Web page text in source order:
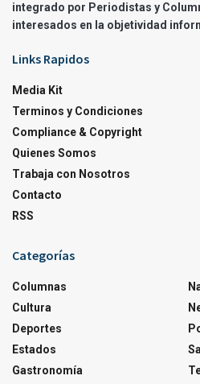
integrado por Periodistas y
interesados en la objetividad
Links Rapidos
Media Kit
Terminos y Condiciones
Compliance & Copyright
Quienes Somos
Trabaja con Nosotros
Contacto
RSS
Categorías
Columnas
Cultura
Deportes
Estados
Gastronomía